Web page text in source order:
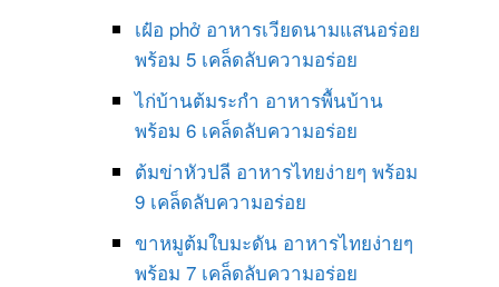
เฝ๋อ phở อาหารเวียดนามแสนอร่อย
พร้อม 5 เคล็ดลับความอร่อย
ไก่บ้านต้มระกำ อาหารพื้นบ้าน
พร้อม 6 เคล็ดลับความอร่อย
ต้มข่าหัวปลี อาหารไทยง่ายๆ พร้อม
9 เคล็ดลับความอร่อย
ขาหมูต้มใบมะดัน อาหารไทยง่ายๆ
พร้อม 7 เคล็ดลับความอร่อย